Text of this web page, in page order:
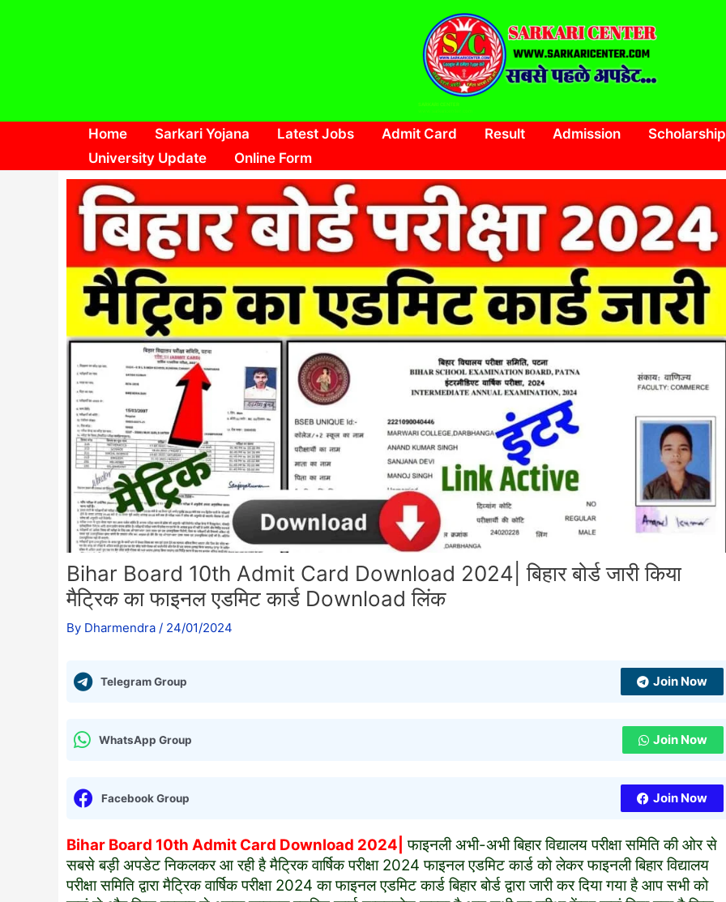
SARKARI CENTER
Home Sarkari Yojana Latest Jobs Admit Card Result Admission Scholarship
University Update
Online Form
Bihar Board 10th Admit Card Download 2024| बिहार बोर्ड जारी किया
मैट्रिक का फाइनल एडमिट कार्ड Download लिंक
By Dharmendra / 24/01/2024
Telegram Group Join Now
WhatsApp Group Join Now
Facebook Group Join Now
Bihar Board 10th Admit Card Download 2024| फाइनली अभी-अभी बिहार विद्यालय परीक्षा समिति की ओर से
सबसे बड़ी अपडेट निकलकर आ रही है मैट्रिक वार्षिक परीक्षा 2024 फाइनल एडमिट कार्ड को लेकर फाइनली बिहार विद्यालय
परीक्षा समिति द्वारा मैट्रिक वार्षिक परीक्षा 2024 का फाइनल एडमिट कार्ड बिहार बोर्ड द्वारा जारी कर दिया गया है आप सभी को